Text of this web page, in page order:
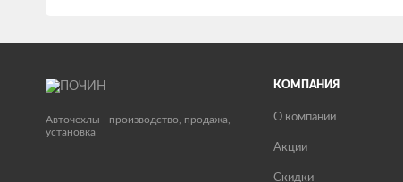
Авточехлы - производство, продажа,
установка
КОМПАНИЯ
О компании
Акции
Скидки